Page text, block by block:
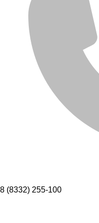
8 (8332) 255-100